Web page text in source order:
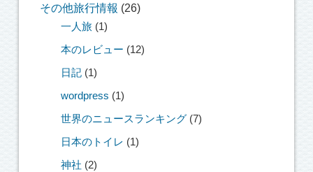
その他旅行情報 (26)
一人旅 (1)
本のレビュー (12)
日記(1)
wordpress (1)
世界のニュースランキング(7)
日本のトイレ (1)
神社 (2)